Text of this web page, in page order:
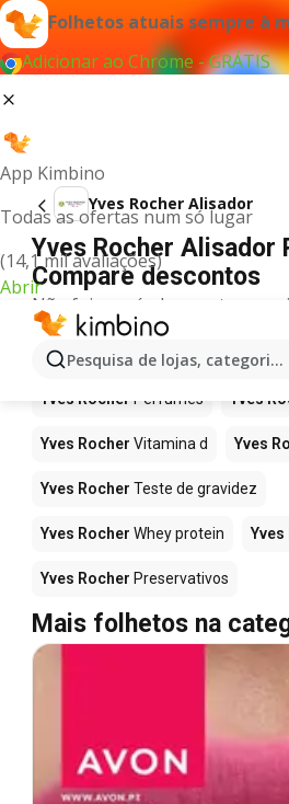
Folhetos atuais sempre à
Adicionar ao Chrome - GRÁTIS
App Kimbino
Todas as ofertas num só lugar
(14,1 mil avaliações)
Abrir
Pesquisa de lojas,
Yves Rocher Alisador
Yves Rocher Alisador
Compare descontos
Não foi possível encontrar
para este termo.
Mais produtos em
Yves Rocher Perfumes Yves
Yves Rocher Vitamina d Yves
Yves Rocher Teste de gravidez
Yves Rocher Whey protein Yves
Yves Rocher Preservativos
Mais folhetos na